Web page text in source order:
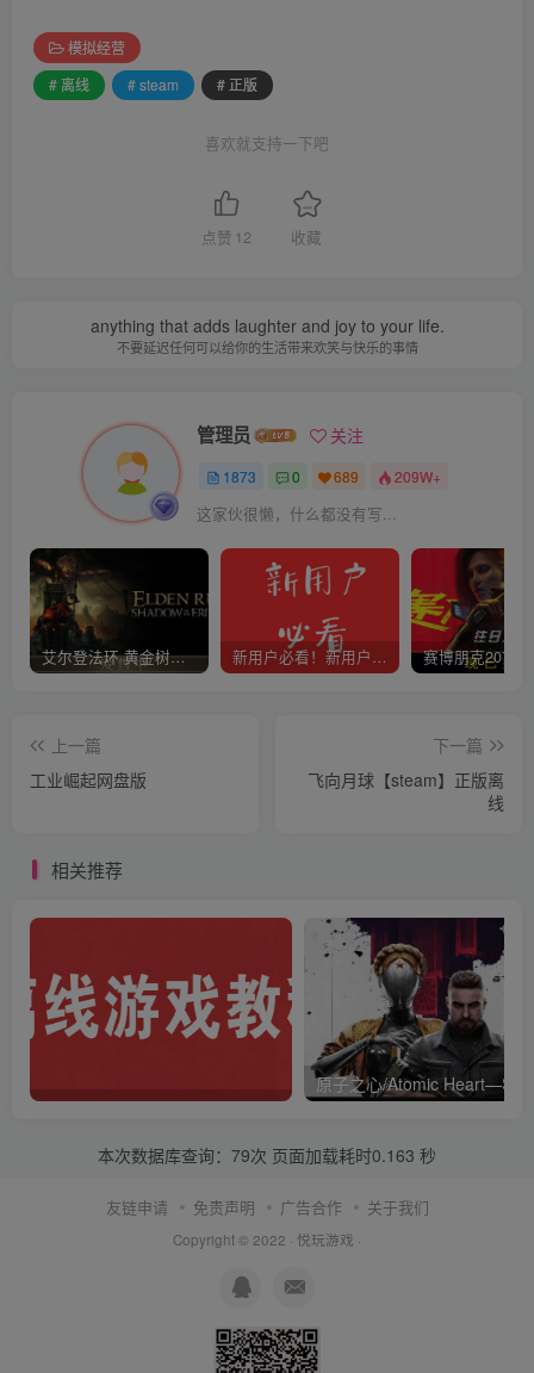
模拟经营
# 离线
# steam # 正版
喜欢就支持一下吧
点赞 12 收藏
anything that adds laughter and joy to your life.
不要延迟任何可以给你的生活带来欢笑与快乐的事情
管理员 关注
1873 0 689 209W+
这家伙很懒，什么都没有写...
艾尔登法环 黄金树幽影 新用户必看！新用户必看！新用户必看！！！
上一篇
工业崛起网盘版
下一篇
飞向月球【steam】正版离
线
相关推荐
本次数据库查询：79次 页面加载耗时0.163 秒
友链申请 免责声明 广告合作 关于我们
Copyright © 2022 · 悦玩游戏 ·